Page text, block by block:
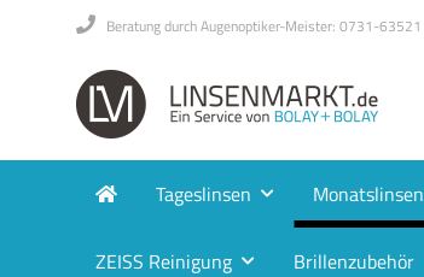
Beratung durch Augenoptiker-Meister: 0731-63521
Tageslinsen Monatslinsen
ZEISS Reinigung Brillenzubehör